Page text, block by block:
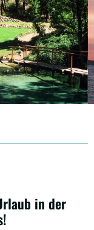
in der